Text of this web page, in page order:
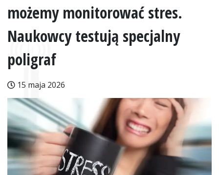
możemy monitorować stres.
Naukowcy testują specjalny
poligraf
15 maja 2026